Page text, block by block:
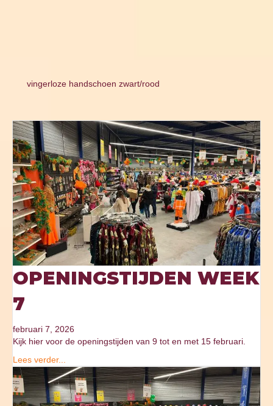
vingerloze handschoen zwart/rood
OPENINGSTIJDEN WEEK
7
februari 7, 2026
Kijk hier voor de openingstijden van 9 tot en met 15 februari.
Lees verder...